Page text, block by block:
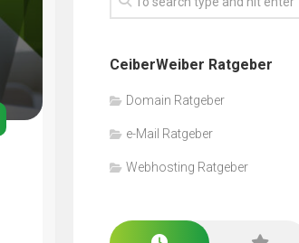
CeiberWeiber Ratgeber
Domain Ratgeber
e-Mail Ratgeber
Webhosting Ratgeber